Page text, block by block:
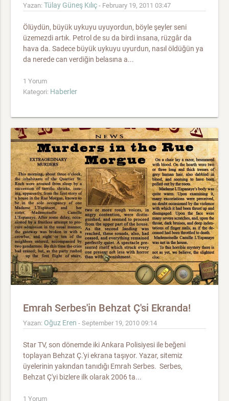
Yazan: Tülay Güneş Kılıç - February 19, 2011 03:47
Ölüydün, büyük uykuyu uyuyordun, böyle şeyler seni
üzemezdi artık. Petrol de su da birdi insana, rüzgâr da
hava da. Sadece büyük uykuyu uyurdun, nasıl öldüğün ya
da nerede can verdiğin belasına a...
1 Yorum
Kategori: Haberler
Emrah Serbes'in Behzat Ç'si Ekranda!
Yazan: Oğuz Eren - September 19, 2010 09:14
Star TV, son dönemde iki Ankara Polisiyesi ile beğeni
toplayan Behzat Ç.'yi ekrana taşıyor. Yazar, sitemiz
üyelerinin yakından tanıdığı Emrah Serbes. Serbes,
Behzat Ç'yi bizlere ilk olarak 2006 ta...
1 Yorum